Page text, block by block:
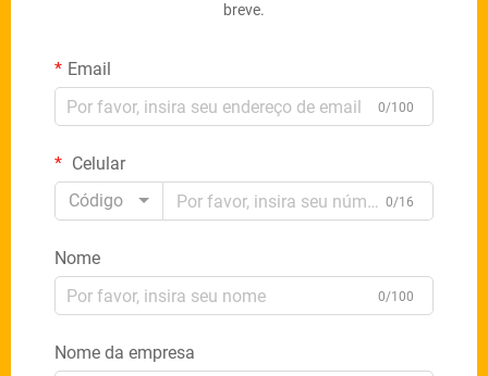
breve.
Email
0/100
Celular
Código
0/16
Nome
0/100
Nome da empresa